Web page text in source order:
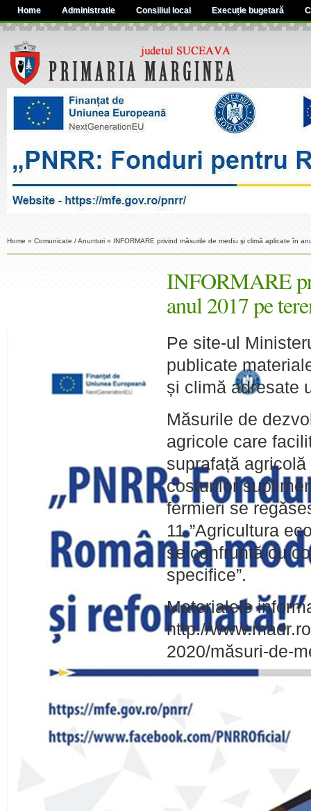
Home Administratie Consiliul local Execuție bugetară
Home » Comunicate / Anunturi » INFORMARE privind măsurile de mediu şi climă aplicate în
INFORMARE
anul 2017 pe
Pe site-ul
publicate
și climă adresate
Măsurile de
agricole care
suprafață
costurilor
fermieri se
11 ”Agricultura
se confruntă cu
specifice”.
Materialele
http://
2020/măsuri-de-